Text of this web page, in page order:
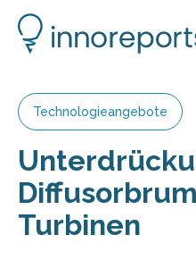
Technologieangebote
Turbinen